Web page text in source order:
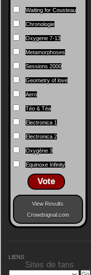
Waiting for Cousteau
Chronologie
Oxygene 7-13
Metamorphoses
Sessions 2000
Geometry of love
Aero
Téo & Téa
Electronica 1
Electronica 2
Oxygène 3
Equinoxe Infinity
Vote
View Results
Crowdsignal.com
LIENS
Sites de fans